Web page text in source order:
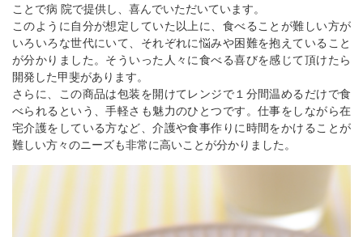
ことで病 院で提供し、喜んでいただいています。
このように自分が想定していた以上に、食べることが難しい方が
いろいろな世代にいて、それぞれに悩みや困難を抱えていること
が分かりました。そういった人々に食べる喜びを感じて頂けたら
開発した甲斐があります。
さらに、この商品は包装を開けてレンジで１分間温めるだけで食
べられるという、手軽さも魅力のひとつです。仕事をしながら在
宅介護をしている方など、介護や食事作りに時間をかけることが
難しい方々のニーズも非常に高いことが分かりました。